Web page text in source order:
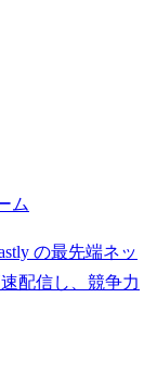
ム
の最先端ネッ
配信し、競争力